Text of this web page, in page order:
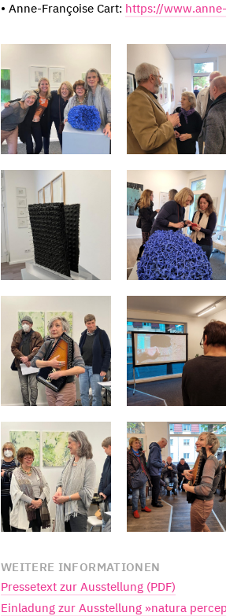
• Anne-Françoise Cart: https://
WEITERE INFORMATIONEN
Pressetext zur Ausstellung (PDF)
Einladung zur Ausstellung »natura